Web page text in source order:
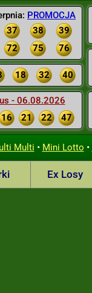
PROMOCJA
37 38
39
72 75 76
18 32 40
- 06.08.2026
16 21 22 47
Multi • Mini Lotto •
Ex Losy